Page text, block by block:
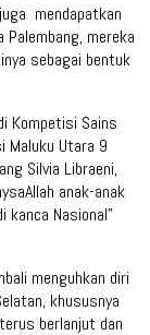
mendapatkan
mereka
sebagai bentuk
Kompetisi Sains
Maluku Utara 9
Silvia Libraeni,
anak-anak
kanca Nasional”
menguhkan diri
khususnya
berlanjut dan